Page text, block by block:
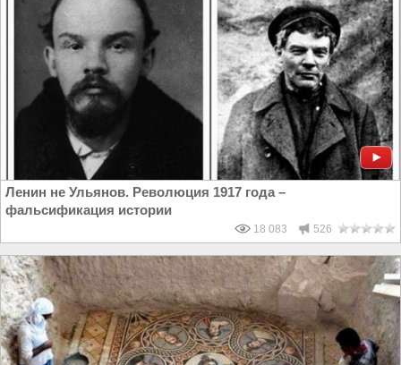
Ленин не Ульянов. Революция 1917 года –
фальсификация истории
18 083 526